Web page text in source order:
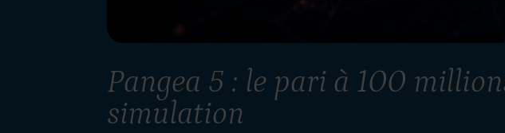
Pangea 5 : le pari à 100
simulation